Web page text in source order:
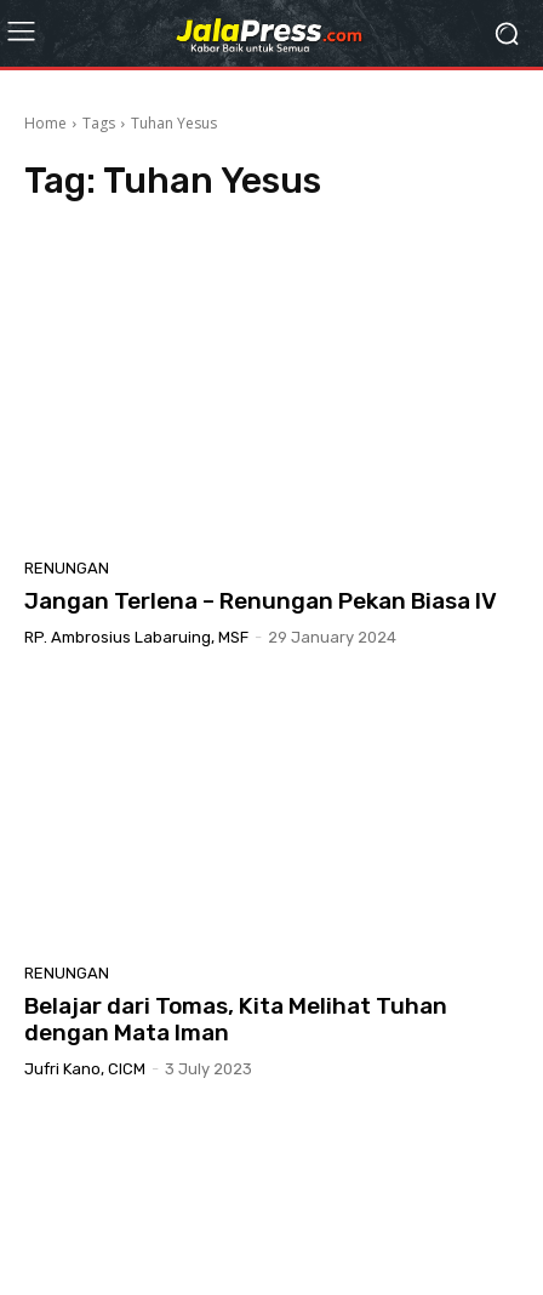
Home Tags Tuhan Yesus
Tag: Tuhan Yesus
RENUNGAN
Jangan Terlena – Renungan Pekan Biasa IV
RP. Ambrosius Labaruing, MSF - 29 January 2024
RENUNGAN
Belajar dari Tomas, Kita Melihat Tuhan
dengan Mata Iman
Jufri Kano, CICM - 3 July 2023